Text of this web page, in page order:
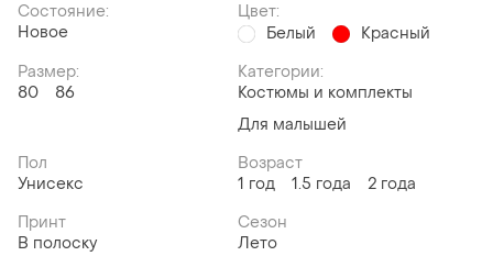
Состояние:
Новое
Цвет:
Белый
Красный
Размер:
80
86
Категории:
Костюмы и комплекты
Для малышей
Пол
Унисекс
Возраст
1 год
1.5 года
2 года
Принт
В полоску
Сезон
Лето